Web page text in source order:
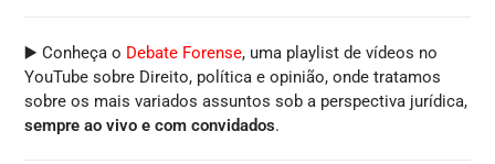
▶️ Conheça o Debate Forense, uma playlist de vídeos no
YouTube sobre Direito, política e opinião, onde tratamos
sobre os mais variados assuntos sob a perspectiva jurídica,
sempre ao vivo e com convidados.